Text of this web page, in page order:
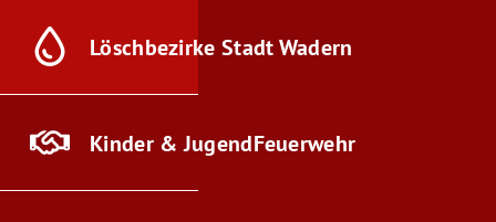
Löschbezirke Stadt Wadern
Kinder & JugendFeuerwehr